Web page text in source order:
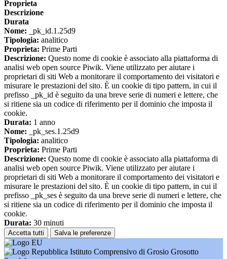
Proprieta
Descrizione
Durata
Nome: _pk_id.1.25d9
Tipologia: analitico
Proprieta: Prime Parti
Descrizione: Questo nome di cookie è associato alla piattaforma di
analisi web open source Piwik. Viene utilizzato per aiutare i
proprietari di siti Web a monitorare il comportamento dei visitatori e
misurare le prestazioni del sito. È un cookie di tipo pattern, in cui il
prefisso _pk_id è seguito da una breve serie di numeri e lettere, che
si ritiene sia un codice di riferimento per il dominio che imposta il
cookie.
Durata: 1 anno
Nome: _pk_ses.1.25d9
Tipologia: analitico
Proprieta: Prime Parti
Descrizione: Questo nome di cookie è associato alla piattaforma di
analisi web open source Piwik. Viene utilizzato per aiutare i
proprietari di siti Web a monitorare il comportamento dei visitatori e
misurare le prestazioni del sito. È un cookie di tipo pattern, in cui il
prefisso _pk_ses è seguito da una breve serie di numeri e lettere, che
si ritiene sia un codice di riferimento per il dominio che imposta il
cookie.
Durata: 30 minuti
Accetta tutti Salva le preferenze
Istituto Comprensivo di Grosio Grosotto